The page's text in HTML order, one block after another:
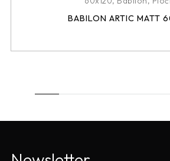
BABILON ARTIC MATT